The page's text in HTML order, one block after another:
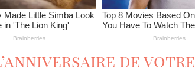
de votre